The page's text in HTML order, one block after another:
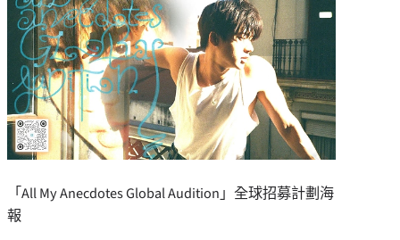
「All My Anecdotes Global Audition」全球招募計劃海
報